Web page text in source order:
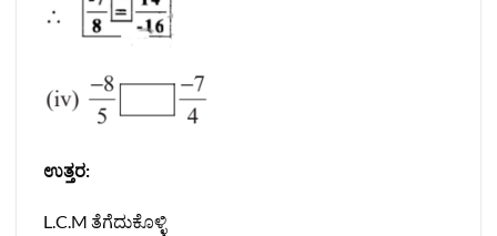
ಉತ್ತರ:
L.C.M ತೆಗೆದುಕೊಳ್ಳಿ